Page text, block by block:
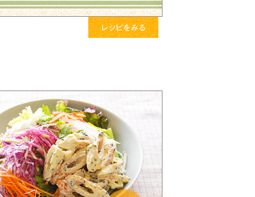
レシピをみる